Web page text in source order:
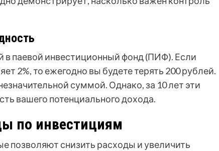
в паевой инвестиционный фонд (ПИФ). Если
2%, то ежегодно вы будете терять 200 рублей.
суммой. Однако, за 10 лет эти
вашего потенциального дохода.
по инвестициям
позволяют снизить расходы и увеличить